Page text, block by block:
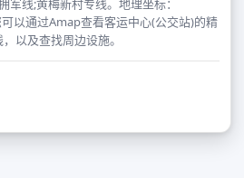
军线;黄梅新村专线。地理坐标：
以通过Amap查看客运中心(公交站)的精
以及查找周边设施。